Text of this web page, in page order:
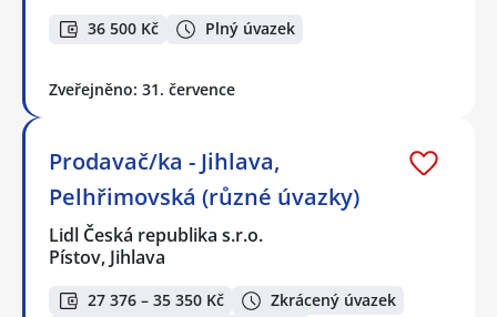
36 500 Kč Plný úvazek
Zveřejněno: 31. července
Prodavač/ka - Jihlava,
Pelhřimovská (různé úvazky)
Lidl Česká republika s.r.o.
Pístov, Jihlava
27 376 – 35 350 Kč
Zkrácený úvazek